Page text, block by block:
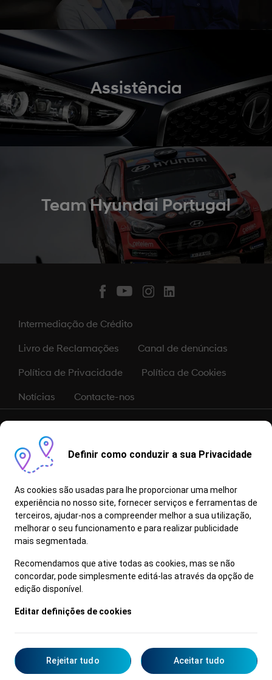
Assistência
Team Hyundai Portugal
Notícias Contacte-nos
Política de Privacidade Política de Cookies
Livro de Reclamações Canal de denúncias
Intermediação de Crédito
dados a título meramente informativo, não constituindo qualquer
oferta de venda. Apesar de revistos antes da publicação, não é
possível garantir que se encontrem isentos de erros de digitação,
defeitos de composição e de problemas equivalentes, reservando-
informações, conteúdos e dados aqui apresentados deverão ser
confirmados junto de um Concessionário/Reparador Autorizado
Hyundai.
Informe-se junto do seu Concessionário quais os modelos/versão
que possuem a funcionalidade Bluelink.
Os Proprietários/Detentores de um Veículo em Fim de Vida (VFV)
devem entregá-lo num centro de abate licenciado, pertencente à
rede Valorcar. O veículo será processado de forma ambientalmente
correta e maximizando a reutilização e reciclagem dos seus
componentes e materiais (mais informação disponível em
https://www.valorcar.pt)
Definir como conduzir a sua Privacidade
As cookies são usadas para lhe proporcionar uma melhor
experiência no nosso site, fornecer serviços e ferramentas de
terceiros, ajudar-nos a compreender melhor a sua utilização,
melhorar o seu funcionamento e para realizar publicidade
mais segmentada.
Recomendamos que ative todas as cookies, mas se não
concordar, pode simplesmente editá-las através da opção de
edição disponível.
Editar definições de cookies
Rejeitar tudo Aceitar tudo